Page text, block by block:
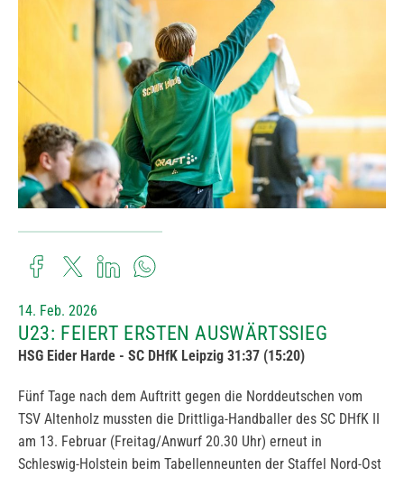
14. Feb. 2026
U23: FEIERT ERSTEN AUSWÄRTSSIEG
HSG Eider Harde - SC DHfK Leipzig 31:37 (15:20)
Fünf Tage nach dem Auftritt gegen die Norddeutschen vom
TSV Altenholz mussten die Drittliga-Handballer des SC DHfK II
am 13. Februar (Freitag/Anwurf 20.30 Uhr) erneut in
Schleswig-Holstein beim Tabellenneunten der Staffel Nord-Ost